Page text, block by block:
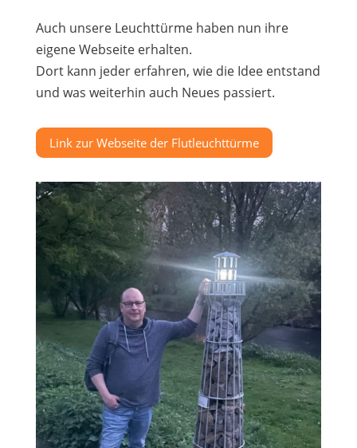
Auch unsere Leuchttürme haben nun ihre
eigene Webseite erhalten.
Dort kann jeder erfahren, wie die Idee entstand
und was weiterhin auch Neues passiert.
Link zur Webseite der Flutleuchttürme